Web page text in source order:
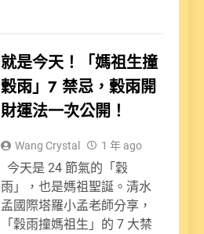
就是今天！「媽祖生撞
穀雨」7 禁忌，穀雨開
財運法一次公開！
Wang Crystal 1 年 ago
今天是 24 節氣的「穀
雨」，也是媽祖聖誕。清水
孟國際塔羅小孟老師分享，
「穀雨撞媽祖生」的 7 大禁